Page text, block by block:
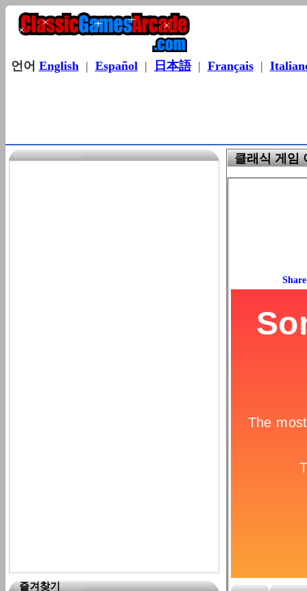
언어 English| Español| 日本語| Français|
즐겨찾기
클래식 게임